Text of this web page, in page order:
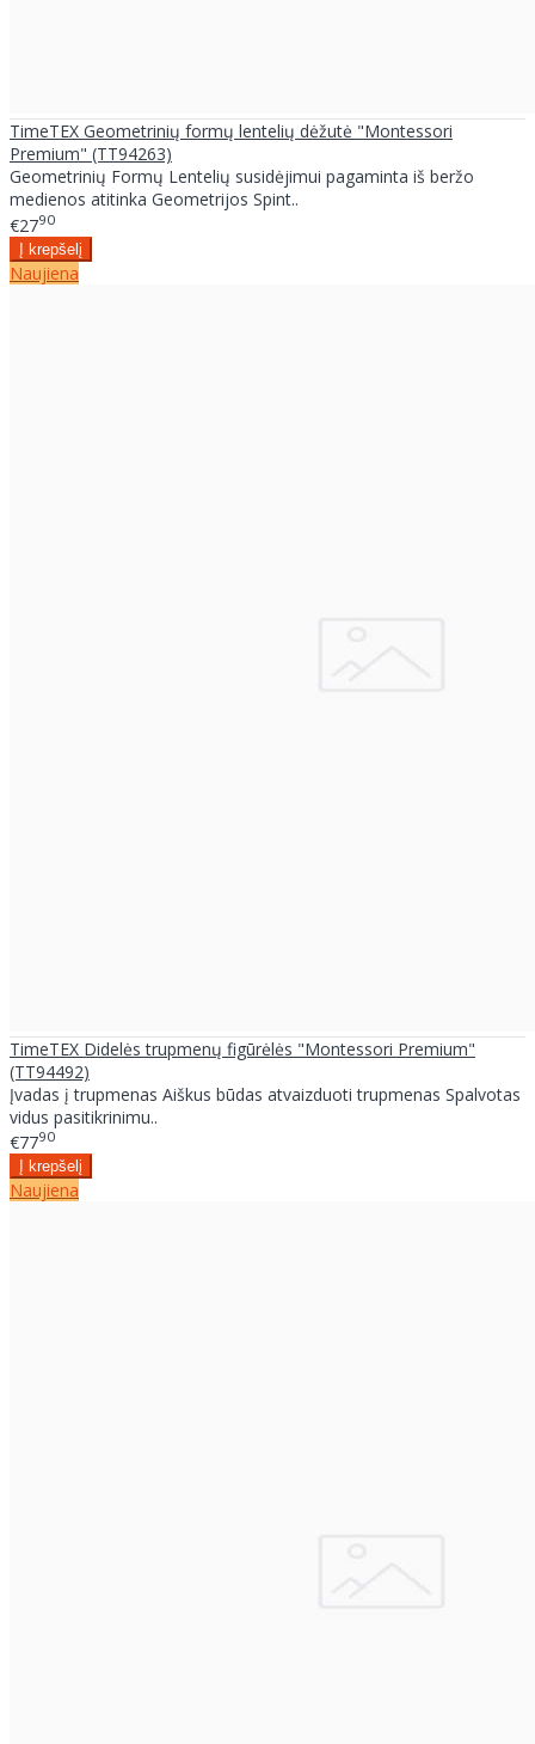
TimeTEX Geometrinių formų lentelių dėžutė "Montessori
Premium" (TT94263)
Geometrinių Formų Lentelių susidėjimui pagaminta iš beržo
medienos atitinka Geometrijos Spint..
€2790
Naujiena
TimeTEX Didelės trupmenų figūrėlės "Montessori Premium"
(TT94492)
Įvadas į trupmenas Aiškus būdas atvaizduoti trupmenas Spalvotas
vidus pasitikrinimu..
€7790
Naujiena